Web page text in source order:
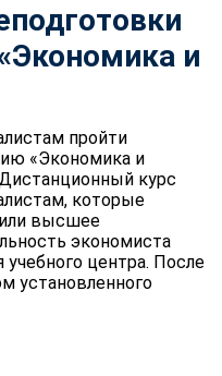
и
пройти
«Экономика и
курс
которые
высшее
экономиста
центра. После
установленного